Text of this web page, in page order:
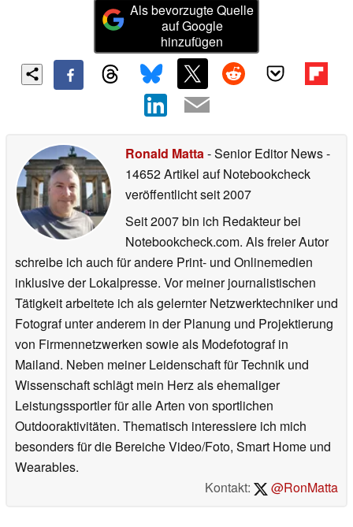
Als bevorzugte Quelle
auf Google
hinzufügen
Ronald Matta- Senior Editor News-
14652 Artikel auf Notebookcheck
veröffentlichtseit 2007
Seit 2007 bin ich Redakteur bei
Notebookcheck.com. Als freier Autor
schreibe ich auch für andere Print- und Onlinemedien
inklusive der Lokalpresse. Vor meiner journalistischen
Tätigkeit arbeitete ich als gelernter Netzwerktechniker und
Fotograf unter anderem in der Planung und Projektierung
von Firmennetzwerken sowie als Modefotograf in
Mailand. Neben meiner Leidenschaft für Technik und
Wissenschaft schlägt mein Herz als ehemaliger
Leistungssportler für alle Arten von sportlichen
Outdooraktivitäten. Thematisch interessiere ich mich
besonders für die Bereiche Video/Foto, Smart Home und
Wearables.
Kontakt:
@RonMatta